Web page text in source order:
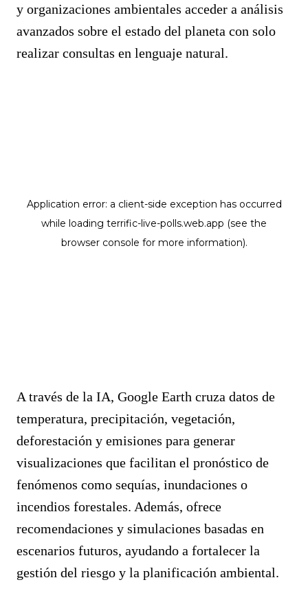
y organizaciones ambientales acceder a análisis
avanzados sobre el estado del planeta con solo
realizar consultas en lenguaje natural.
A través de la IA, Google Earth cruza datos de
temperatura, precipitación, vegetación,
deforestación y emisiones para generar
visualizaciones que facilitan el pronóstico de
fenómenos como sequías, inundaciones o
incendios forestales. Además, ofrece
recomendaciones y simulaciones basadas en
escenarios futuros, ayudando a fortalecer la
gestión del riesgo y la planificación ambiental.